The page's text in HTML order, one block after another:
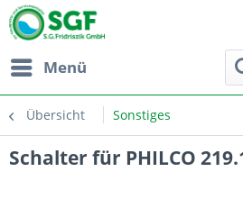
Menü
Übersicht Sonstiges
Schalter für PHILCO